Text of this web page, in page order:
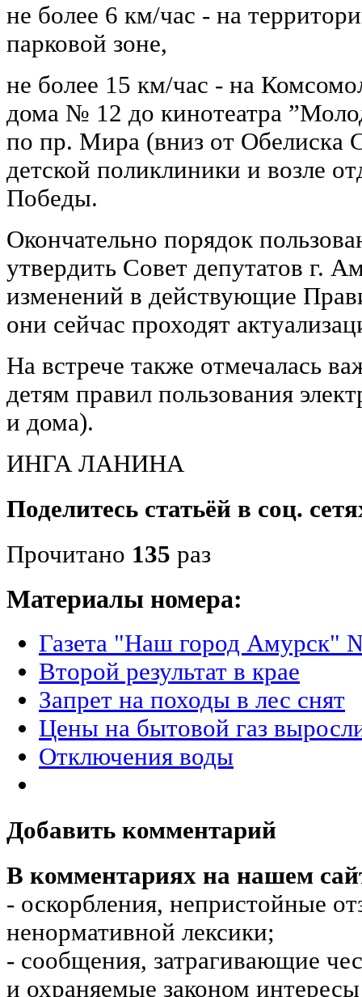
не более 6 км/час - на
парковой зоне,
не более 15 км/час - на
дома № 12 до кинотеатра
по пр. Мира (вниз от Обелиска
детской поликлиники и возле
Победы.
Окончательно порядок
утвердить Совет депутатов г.
изменений в действующие
они сейчас проходят
На встрече также отмечалась
детям правил пользования
и дома).
ИНГА ЛАНИНА
Поделитесь статьёй в соц.
Прочитано 135 раз
Материалы номера:
Газета "Наш город Амурск"
Второй результат в крае
Запрет на походы в лес снят
Цены на бытовой газ
Отключения воды
Добавить комментарий
В комментариях на нашем
- оскорбления, непристойные
ненормативной лексики;
- сообщения, затрагивающие
и охраняемые законом